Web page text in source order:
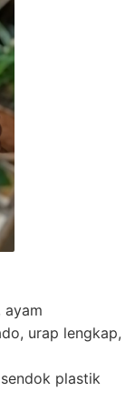
ayam
urap lengkap,
plastik